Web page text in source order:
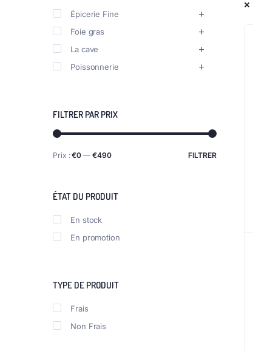
Épicerie Fine
Foie gras
La cave
Poissonnerie
FILTRER PAR PRIX
FILTRER
Prix :€0 — €490
ÉTAT DU PRODUIT
En stock
En promotion
TYPE DE PRODUIT
Frais
Non Frais